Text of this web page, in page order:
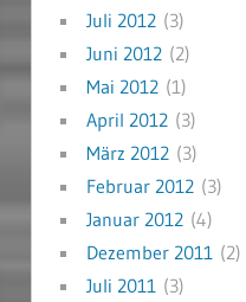
Juli 2012(3)
Juni 2012(2)
Mai 2012(1)
April 2012(3)
März 2012(3)
Februar 2012(3)
Januar 2012(4)
Dezember 2011 (2)
Juli 2011 (3)